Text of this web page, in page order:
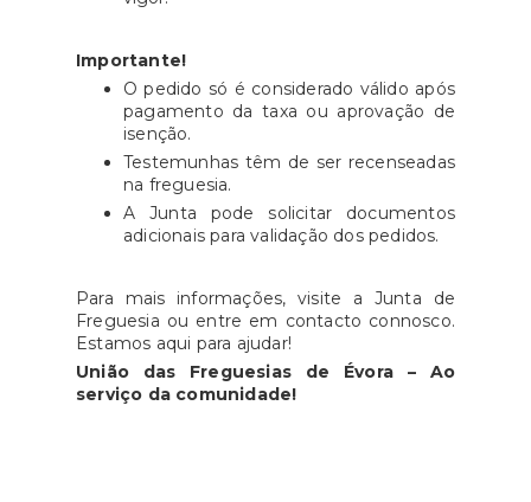
Importante!
O pedido só é considerado válido após
pagamento da taxa ou aprovação de
isenção.
Testemunhas têm de ser recenseadas
na freguesia.
A Junta pode solicitar documentos
adicionais para validação dos pedidos.
Para mais informações, visite a Junta de
Freguesia ou entre em contacto connosco.
Estamos aqui para ajudar!
União das Freguesias de Évora – Ao
serviço da comunidade!